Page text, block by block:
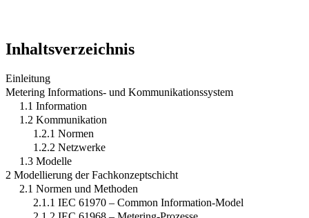
Inhaltsverzeichnis
Einleitung
Metering Informations- und Kommunikationssystem
1.1 Information
1.2 Kommunikation
1.2.1 Normen
1.2.2 Netzwerke
1.3 Modelle
2 Modellierung der Fachkonzeptschicht
2.1 Normen und Methoden
2.1.1 IEC 61970 – Common Information-Model